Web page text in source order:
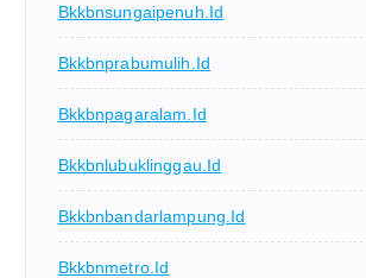
Bkkbnsungaipenuh.id
Bkkbnprabumulih.id
Bkkbnpagaralam.id
Bkkbnlubuklinggau.id
Bkkbnbandarlampung.id
Bkkbnmetro.id